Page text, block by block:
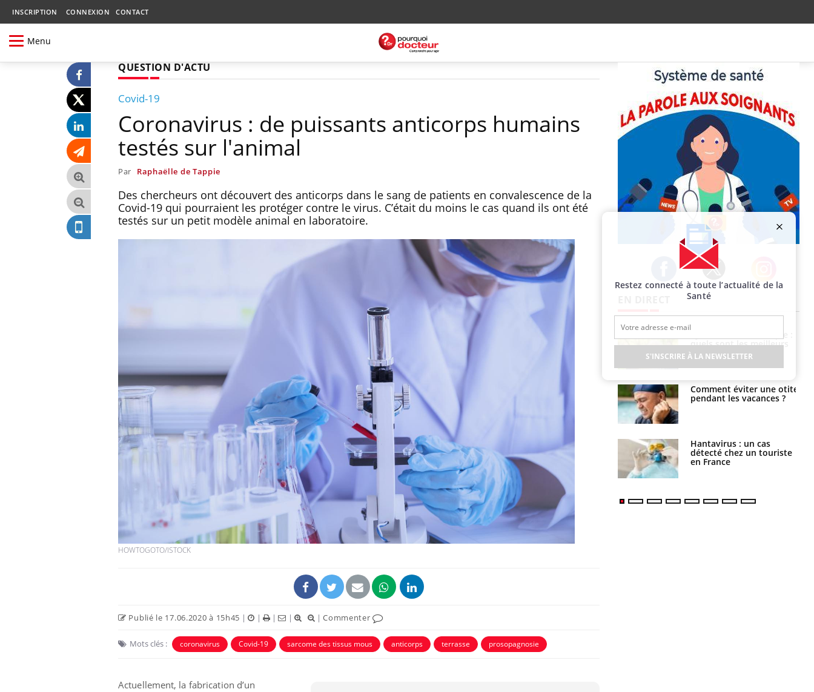
INSCRIPTION CONNEXION CONTACT
Menu
QUESTION D'ACTU
Covid-19
Coronavirus : de puissants anticorps humains
testés sur l'animal
Par Raphaëlle de Tappie
Des chercheurs ont découvert des anticorps dans le sang de patients en convalescence de la
Covid-19 qui pourraient les protéger contre le virus. C’était du moins le cas quand ils ont été
testés sur un petit modèle animal en laboratoire.
HOWTOGOTO/ISTOCK
Publié le 17.06.2020 à 15h45 | | | | |Commenter
Mots clés : coronavirus Covid-19 sarcome des tissus mous anticorps terrasse prosopagnosie
Actuellement, la fabrication d’un
Facebook Twitter Instagram
quels sont les meilleurs
exercices physiques ?
Comment éviter une otite
pendant les vacances ?
Hantavirus : un cas
détecté chez un touriste
en France
Restez connecté à toute l’actualité de la
Santé
S'INSCRIRE À LA NEWSLETTER